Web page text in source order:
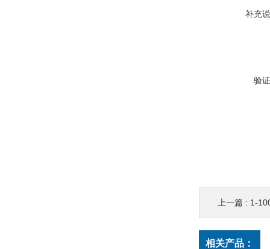
补充
验
上一篇 : 1-
相关产品：